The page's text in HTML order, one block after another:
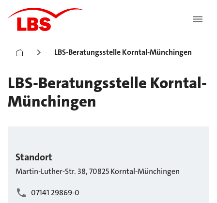
LBS-Beratungsstelle Korntal-Münchingen
LBS-Beratungsstelle Korntal-
Münchingen
Standort
Martin-Luther-Str. 38,70825Korntal-Münchingen
07141 29869-0